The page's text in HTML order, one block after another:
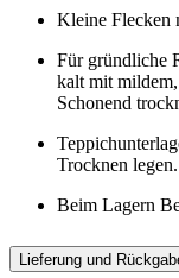
Kleine Flecken
Für gründliche
kalt mit
Schonend
Trocknen legen.
Beim Lagern
Lieferung und